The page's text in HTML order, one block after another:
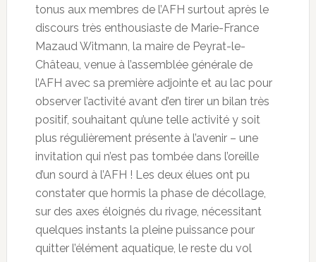
tonus aux membres de l’AFH surtout après le
discours très enthousiaste de Marie-France
Mazaud Witmann, la maire de Peyrat-le-
Château, venue à l’assemblée générale de
l’AFH avec sa première adjointe et au lac pour
observer l’activité avant d’en tirer un bilan très
positif, souhaitant qu’une telle activité y soit
plus régulièrement présente à l’avenir – une
invitation qui n’est pas tombée dans l’oreille
d’un sourd à l’AFH ! Les deux élues ont pu
constater que hormis la phase de décollage,
sur des axes éloignés du rivage, nécessitant
quelques instants la pleine puissance pour
quitter l’élément aquatique, le reste du vol